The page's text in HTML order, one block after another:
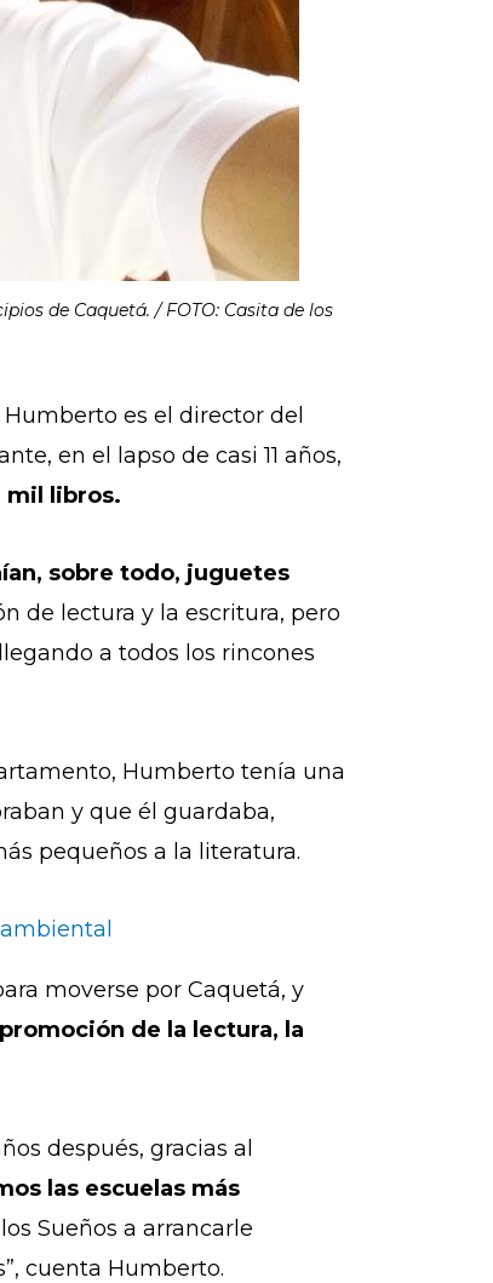
de Caquetá. / FOTO: Casita de los
es el director del
en el lapso de casi 11 años,
mil libros.
sobre todo, juguetes
de lectura y la escritura, pero
a todos los rincones
Humberto tenía una
y que él guardaba,
pequeños a la literatura.
moverse por Caquetá, y
promoción de la lectura, la
después, gracias al
las escuelas más
Sueños a arrancarle
cuenta Humberto.